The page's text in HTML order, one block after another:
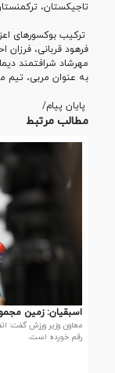
تاجیکستان،
ترکیب بوکسورهای
فرهود قربانی، فرزان
مهرشاد شرافتمند
به عنوان مربی، تیم
پایان پیام/
مطالب مرتبط
اسبقیان: زمین
معاون وزیر ورزش گفت:
رقم خورده است.